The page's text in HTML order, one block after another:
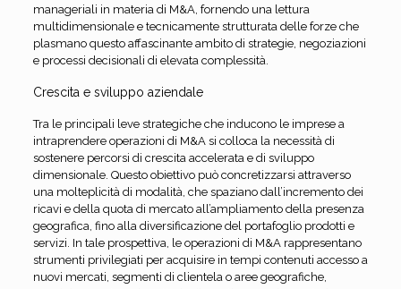
manageriali in materia di M&A, fornendo una lettura
multidimensionale e tecnicamente strutturata delle forze che
plasmano questo affascinante ambito di strategie, negoziazioni
e processi decisionali di elevata complessità.
Crescita e sviluppo aziendale
Tra le principali leve strategiche che inducono le imprese a
intraprendere operazioni di M&A si colloca la necessità di
sostenere percorsi di crescita accelerata e di sviluppo
dimensionale. Questo obiettivo può concretizzarsi attraverso
una molteplicità di modalità, che spaziano dall’incremento dei
ricavi e della quota di mercato all’ampliamento della presenza
geografica, fino alla diversificazione del portafoglio prodotti e
servizi. In tale prospettiva, le operazioni di M&A rappresentano
strumenti privilegiati per acquisire in tempi contenuti accesso a
nuovi mercati, segmenti di clientela o aree geografiche,